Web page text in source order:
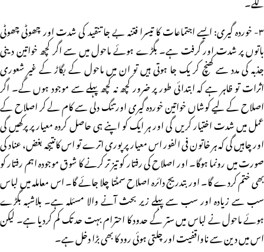
۳- خوردہ گیری: ایسے اجتماعات کا تیسرا فتنہ بے جا تنقید کی شدت اور چھوٹی چھوٹی
باتوں پر شدت اور گرفت ہے۔ بگڑے ہوئے ماحول میں سے اگر کچھ خواتین دینی
جذبہ کی مدد سے کھنچ کر یک جا ہوتی ہیں تو ان میں ماحول کے بگاڑ کے غیر شعوری
اثرات تو ظاہر ہے کہ ابتدائی طور پر ضرور کچھ نہ کچھ پہلے سے موجود ہوں گے۔ اگر
اصلاح کے لیے کوشاں خواتین خوردہ گیری اور تنگ دلی سے کام لے کر اصلاح کے
عمل میں شدت اختیار کریں گی اور ہر ایک کو اپنے ہی حاصل کردہ معیار پر پرکھیں گی
اور چاہیں گی کہ ہر خاتون فی الفور اس معیار پر پوری اترے تو اس کانتیجہ بغض، عناد کی
صورت میں رونما ہوگا۔ اور اصلاح کی رفتار کو تیز تر کرنے کا شوق موجودہ اہم رفتار کو
بھی ختم کردے گا۔ اور بتدریج دائرہ اصلاح سمٹتا چلا جائے گا۔ اس معاملہ میں لباس
سب سے زیادہ اور سب سے پہلے زیر بحث آنے والا مسئلہ ہے۔ بلاشبہ بگڑے
ہوئے ماحول نے لباس میں ستر کے حدود کا احترام بہت حد تک کم کردیا ہے۔ لیکن
اس میں دین سے ناواقفیت اور چلتی ہوئی رود کا بھی بڑا دخل ہے۔